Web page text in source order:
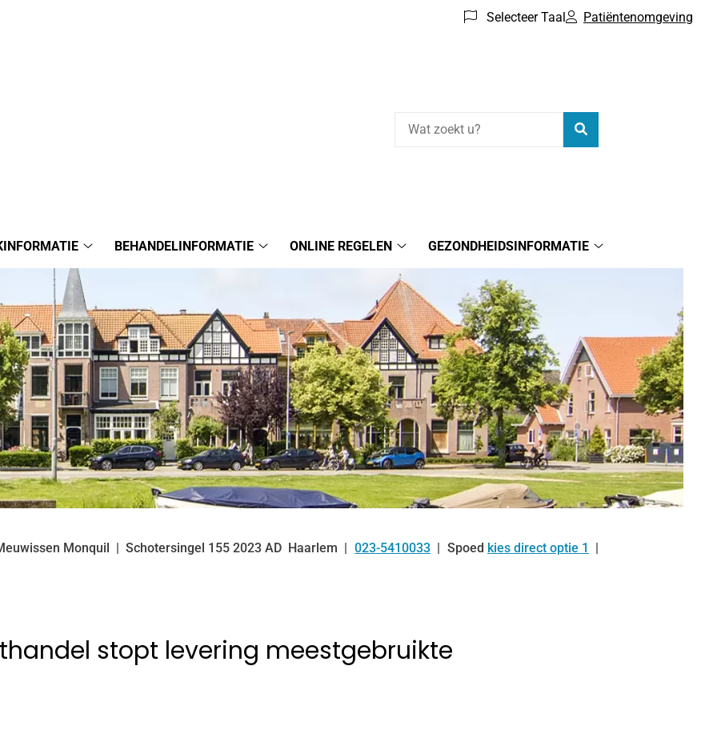
Selecteer Taal Patiëntenomgeving
BEHANDELINFORMATIE
ONLINE REGELEN
regelen
submenu
GEZONDHEIDSINFORMATIE
Monquil Schotersingel 155 2023 AD Haarlem Tel:
023-5410033 Spoed kies direct optie 1
stopt levering meestgebruikte